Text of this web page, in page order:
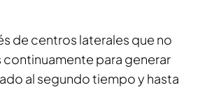
de centros laterales que no
para generar
al segundo tiempo y hasta